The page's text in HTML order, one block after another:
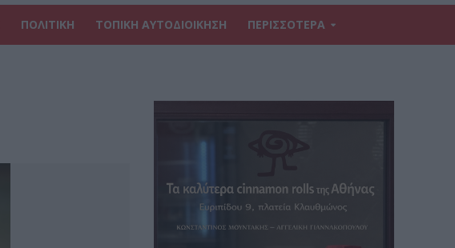
ΠΟΛΙΤΙΚΗ ΤΟΠΙΚΗ ΑΥΤΟΔΙΟΙΚΗΣΗ ΠΕΡΙΣΣΟΤΕΡΑ